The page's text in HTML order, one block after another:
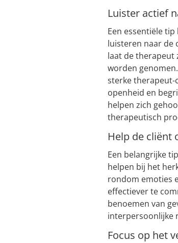
Luister actief
Een essentiële
luisteren naar de
laat de therapeut
worden
sterke therapeut-
openheid en
helpen zich
therapeutisch
Help de cliënt
Een belangrijke
helpen bij het
rondom emoties
effectiever te
benoemen van
interpersoonlijke
Focus op het